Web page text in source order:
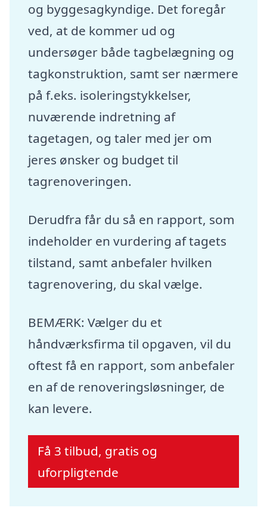
og byggesagkyndige. Det foregår
ved, at de kommer ud og
undersøger både tagbelægning og
tagkonstruktion, samt ser nærmere
på f.eks. isoleringstykkelser,
nuværende indretning af
tagetagen, og taler med jer om
jeres ønsker og budget til
tagrenoveringen.
Derudfra får du så en rapport, som
indeholder en vurdering af tagets
tilstand, samt anbefaler hvilken
tagrenovering, du skal vælge.
BEMÆRK: Vælger du et
håndværksfirma til opgaven, vil du
oftest få en rapport, som anbefaler
en af de renoveringsløsninger, de
kan levere.
Få 3 tilbud, gratis og
uforpligtende